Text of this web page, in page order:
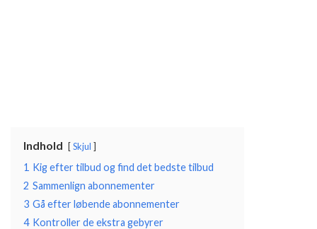
Indhold Skjul
1 Kig efter tilbud og find det bedste tilbud
2 Sammenlign abonnementer
3 Gå efter løbende abonnementer
4 Kontroller de ekstra gebyrer